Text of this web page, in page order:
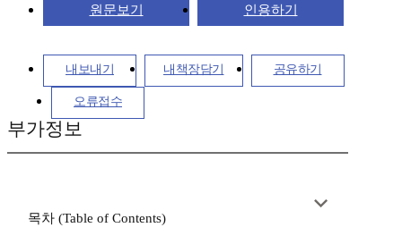
원문보기 인용하기
내보내기 내책장담기 공유하기
오류접수
부가정보
목차 (Table of Contents)